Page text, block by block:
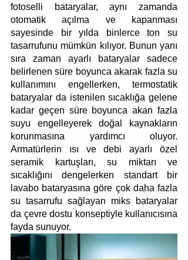
fotoselli bataryalar, aynı zamanda
otomatik açılma ve kapanması
sayesinde bir yılda binlerce ton su
tasarrufunu mümkün kılıyor. Bunun yanı
sıra zaman ayarlı bataryalar sadece
belirlenen süre boyunca akarak fazla su
kullanımını engellerken, termostatik
bataryalar da istenilen sıcaklığa gelene
kadar geçen süre boyunca akan fazla
suyu engelleyerek doğal kaynakların
korunmasına yardımcı oluyor.
Armatürlerin ısı ve debi ayarlı özel
seramik kartuşları, su miktarı ve
sıcaklığını dengelerken standart bir
lavabo bataryasına göre çok daha fazla
su tasarrufu sağlayan miks bataryalar
da çevre dostu konseptiyle kullanıcısına
fayda sunuyor.